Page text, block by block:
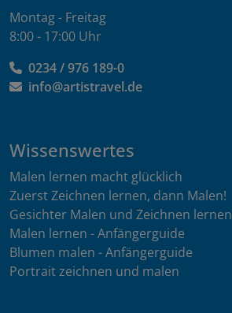
Montag - Freitag
8:00 - 17:00 Uhr
0234 / 976 189-0
info@artistravel.de
Wissenswertes
Malen lernen macht glücklich
Zuerst Zeichnen lernen, dann Malen!
Gesichter Malen und Zeichnen lernen
Malen lernen - Anfängerguide
Blumen malen - Anfängerguide
Portrait zeichnen und malen